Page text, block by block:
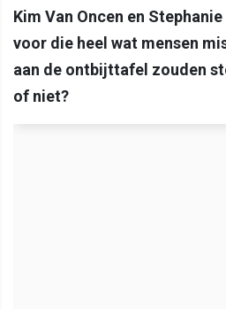
Kim Van Oncen en
voor die heel wat mensen
aan de ontbijttafel zouden
of niet?